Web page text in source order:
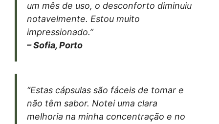
um mês de uso, o desconforto diminuiu
notavelmente. Estou muito
impressionado.”
– Sofia, Porto
“Estas cápsulas são fáceis de tomar e
não têm sabor. Notei uma clara
melhoria na minha concentração e no